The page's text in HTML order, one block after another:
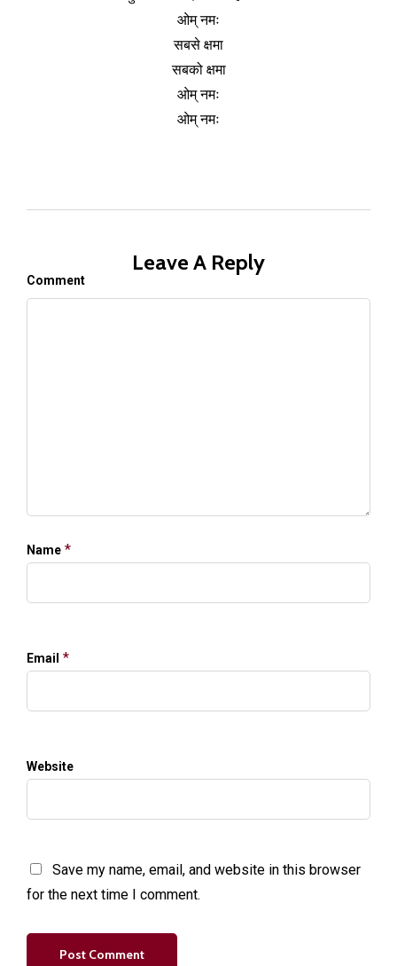
ओम् नमः
सबसे क्षमा
सबको क्षमा
ओम् नमः
ओम् नमः
Leave A Reply
Comment
Name *
Email *
Website
Save my name, email, and website in this browser
for the next time I comment.